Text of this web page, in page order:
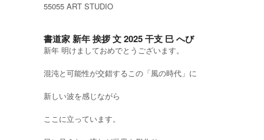
55055 ART STUDIO
書道家 新年 挨拶 文 2025 干支 巳 へび
新年 明けましておめでとうございます。
混沌と可能性が交錯するこの「風の時代」に
新しい波を感じながら
ここに立っています。